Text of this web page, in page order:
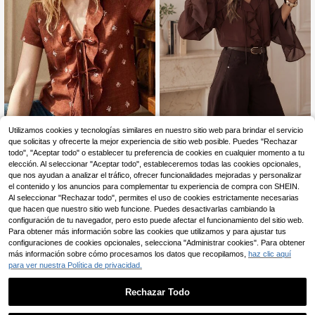
Écloséra
Almacén UE Écloséra Blusa elegante
de vacaciones francesa romántica
con volantes y cuello en V de mang
a corta para mujer, blusa floral para
mujer, verano, blusa romántica con l
azo delantero, top floral vintage par
a mujer
4 ,90€ -50% 9,99€
NEW Blusa de mujer elegante y cas
ual de verano color marrón con vola
ntes, cuello en V, lazo delantero, ma
nga larga acampanada y transpare
nte, adecuada para fiesta en la play
a, vacaciones y salidas
9,17€
Utilizamos cookies y tecnologías similares en nuestro sitio web para brindar el servicio
que solicitas y ofrecerte la mejor experiencia de sitio web posible. Puedes "Rechazar
todo", "Aceptar todo" o establecer tu preferencia de cookies en cualquier momento a tu
elección. Al seleccionar "Aceptar todo", estableceremos todas las cookies opcionales,
que nos ayudan a analizar el tráfico, ofrecer funcionalidades mejoradas y personalizar
el contenido y los anuncios para complementar tu experiencia de compra con SHEIN.
Al seleccionar "Rechazar todo", permites el uso de cookies estrictamente necesarias
que hacen que nuestro sitio web funcione. Puedes desactivarlas cambiando la
configuración de tu navegador, pero esto puede afectar el funcionamiento del sitio web.
Para obtener más información sobre las cookies que utilizamos y para ajustar tus
configuraciones de cookies opcionales, selecciona "Administrar cookies". Para obtener
más información sobre cómo procesamos los datos que recopilamos, haz clic aquí
para ver nuestra Política de privacidad.
Rechazar Todo